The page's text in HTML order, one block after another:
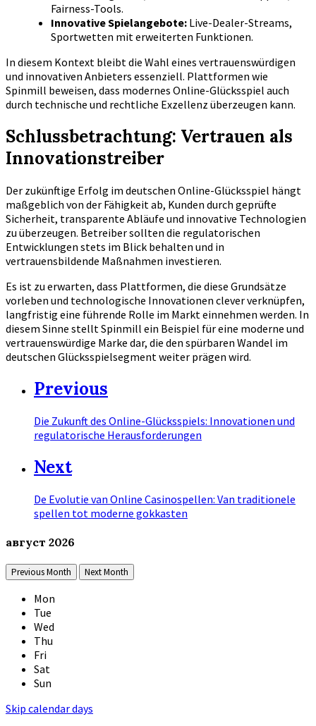
Fairness-Tools.
Innovative Spielangebote: Live-Dealer-Streams,
Sportwetten mit erweiterten Funktionen.
In diesem Kontext bleibt die Wahl eines vertrauenswürdigen
und innovativen Anbieters essenziell. Plattformen wie
Spinmill beweisen, dass modernes Online-Glücksspiel auch
durch technische und rechtliche Exzellenz überzeugen kann.
Schlussbetrachtung: Vertrauen als
Innovationstreiber
Der zukünftige Erfolg im deutschen Online-Glücksspiel hängt
maßgeblich von der Fähigkeit ab, Kunden durch geprüfte
Sicherheit, transparente Abläufe und innovative Technologien
zu überzeugen. Betreiber sollten die regulatorischen
Entwicklungen stets im Blick behalten und in
vertrauensbildende Maßnahmen investieren.
Es ist zu erwarten, dass Plattformen, die diese Grundsätze
vorleben und technologische Innovationen clever verknüpfen,
langfristig eine führende Rolle im Markt einnehmen werden. In
diesem Sinne stellt Spinmill ein Beispiel für eine moderne und
vertrauenswürdige Marke dar, die den spürbaren Wandel im
deutschen Glücksspielsegment weiter prägen wird.
Previous
Die Zukunft des Online-Glücksspiels: Innovationen und
regulatorische Herausforderungen
Next
De Evolutie van Online Casinospellen: Van traditionele
spellen tot moderne gokkasten
август 2026
Previous Month Next Month
Mon
Tue
Wed
Thu
Fri
Sat
Sun
Skip calendar days